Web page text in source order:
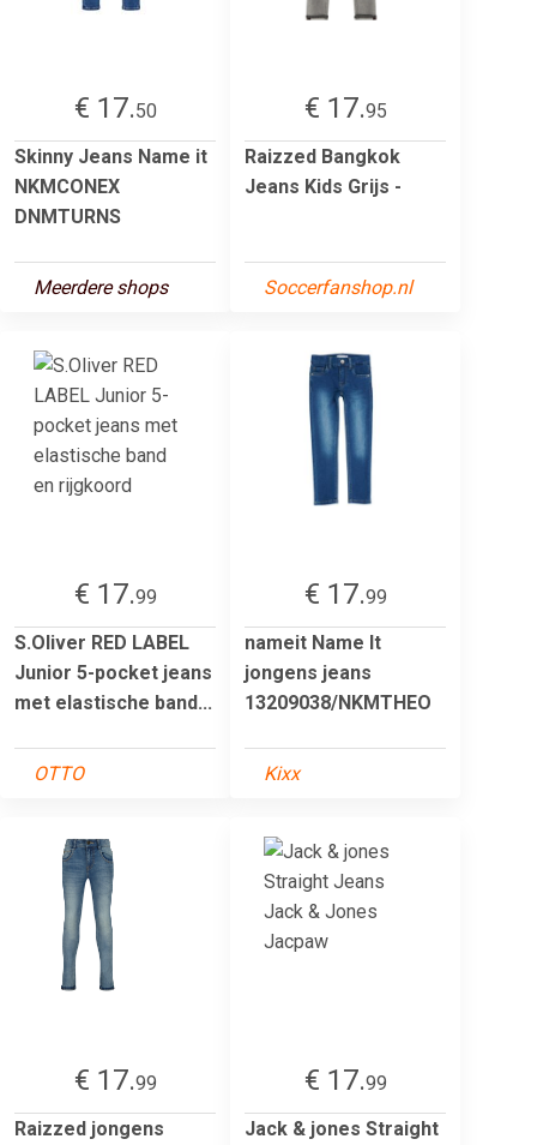
€ 17.50
Skinny Jeans Name it
NKMCONEX
DNMTURNS
Meerdere shops
€ 17.95
Raizzed Bangkok
Jeans Kids Grijs -
Soccerfanshop.nl
€ 17.99
S.Oliver RED LABEL
Junior 5-pocket jeans
met elastische band...
OTTO
€ 17.99
nameit Name It
jongens jeans
13209038/NKMTHEO
Kixx
€ 17.99
Raizzed jongens
€ 17.99
Jack & jones Straight